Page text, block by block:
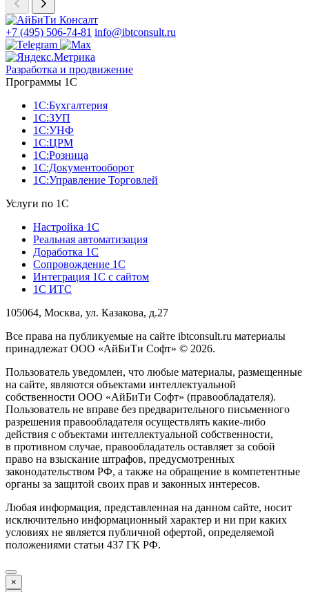
+7 (495) 506-74-81 info@ibtconsult.ru
Разработка и продвижение
Программы 1С
1С:Бухгалтерия
1С:ЗУП
1С:УНФ
1С:ЦРМ
1С:Розница
1С:Документооборот
1С:Управление Торговлей
Услуги по 1С
Настройка 1С
Реальная автоматизация
Доработка 1С
Сопровождение 1С
Интеграция 1С с сайтом
1С ИТС
105064, Москва, ул. Казакова, д.27
Все права на публикуемые на сайте ibtconsult.ru материалы
принадлежат ООО «АйБиТи Софт» © 2026.
Пользователь уведомлен, что любые материалы, размещенные
на сайте, являются объектами интеллектуальной
собственности ООО «АйБиТи Софт» (правообладателя).
Пользователь не вправе без предварительного письменного
разрешения правообладателя осуществлять какие-либо
действия с объектами интеллектуальной собственности,
в противном случае, правообладатель оставляет за собой
право на взыскание штрафов, предусмотренных
законодательством РФ, а также на обращение в компетентные
органы за защитой своих прав и законных интересов.
Любая информация, представленная на данном сайте, носит
исключительно информационный характер и ни при каких
условиях не является публичной офертой, определяемой
положениями статьи 437 ГК РФ.
×